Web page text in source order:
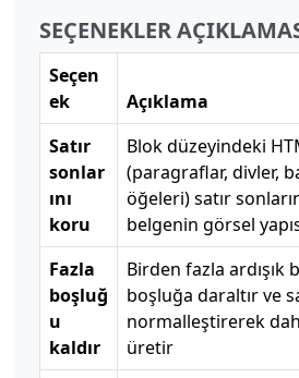
SEÇENEKLER
Seçen
ek
Açıklama
Satır
sonlar
ını
koru
Blok düzeyindeki
(paragraflar, divler,
öğeleri) satır
belgenin görsel
Fazla
boşluğ
u
kaldır
Birden fazla ardışık
boşluğa daraltır ve
normalleştirerek
üretir